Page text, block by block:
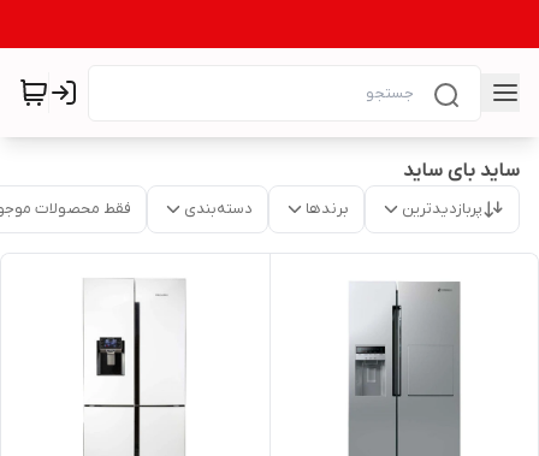
ساید بای ساید
پربازدیدترین برندها دسته‌بندی فقط محصولات